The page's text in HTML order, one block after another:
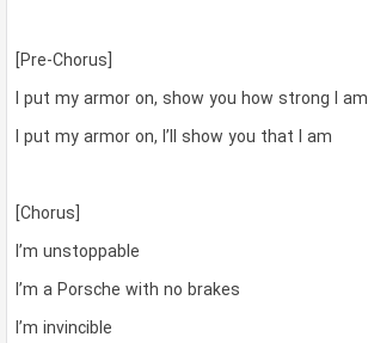
[Pre-Chorus]
I put my armor on, show you how strong I am
I put my armor on, I’ll show you that I am
[Chorus]
I’m unstoppable
I’m a Porsche with no brakes
I’m invincible